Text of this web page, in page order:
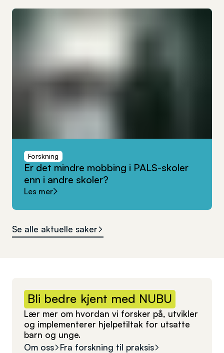
Forskning
Er det mindre mobbing i PALS-skoler
enn i andre skoler?
Les mer
Se alle aktuelle saker
Bli bedre kjent med NUBU
Lær mer om hvordan vi forsker på, utvikler
og implementerer hjelpetiltak for utsatte
barn og unge.
Om oss
Fra forskning til praksis